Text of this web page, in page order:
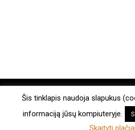
MADE WITH BY
Šis tinklapis naudoja slapukus
informaciją jūsų kompiuteryje.
Skaityti